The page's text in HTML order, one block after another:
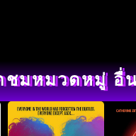
ชมหมวดหมู่ อื่